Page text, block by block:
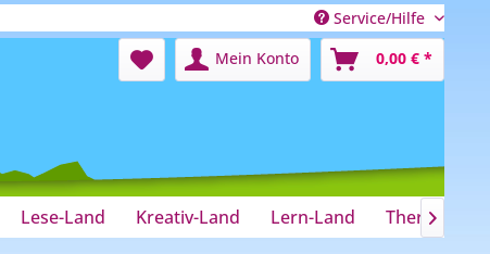
Service/Hilfe
Mein Konto
0,00 € *
Lese-Land Kreativ-Land Lern-Land Therapie-
